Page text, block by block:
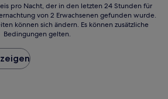
pro Nacht, der in den letzten 24 Stunden für
von 2 Erwachsenen gefunden wurde.
können sich ändern. Es können zusätzliche
Bedingungen gelten.